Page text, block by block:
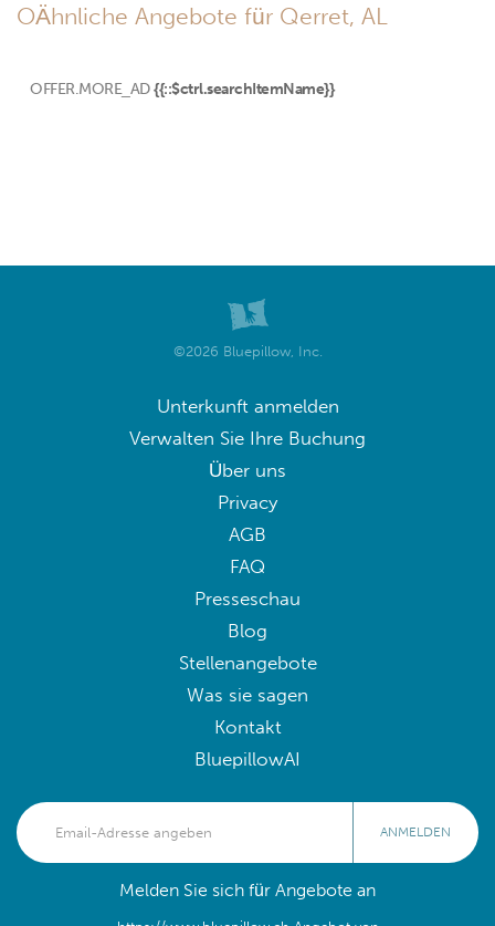
OÄhnliche Angebote für Qerret, AL
OFFER.MORE_AD {{::$ctrl.searchItemName}}
©2026 Bluepillow, Inc.
Unterkunft anmelden
Verwalten Sie Ihre Buchung
Über uns
Privacy
AGB
FAQ
Presseschau
Blog
Stellenangebote
Was sie sagen
Kontakt
BluepillowAI
ANMELDEN
Melden Sie sich für Angebote an